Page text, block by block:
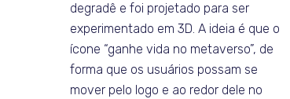
degradê e foi projetado para ser
experimentado em 3D. A ideia é que o
ícone “ganhe vida no metaverso”, de
forma que os usuários possam se
mover pelo logo e ao redor dele no